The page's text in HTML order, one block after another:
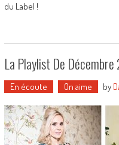
du Label !
La Playlist De Décembre
En écoute On aime by